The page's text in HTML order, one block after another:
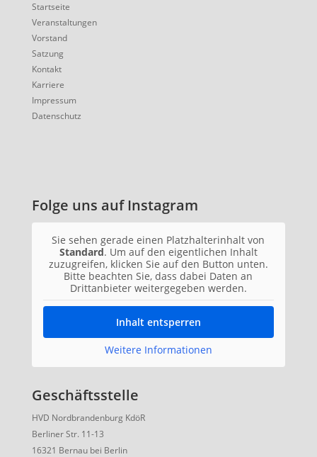
Startseite
Veranstaltungen
Vorstand
Satzung
Kontakt
Karriere
Impressum
Datenschutz
Folge uns auf Instagram
Sie sehen gerade einen Platzhalterinhalt von
Standard. Um auf den eigentlichen Inhalt
zuzugreifen, klicken Sie auf den Button unten.
Bitte beachten Sie, dass dabei Daten an
Drittanbieter weitergegeben werden.
Inhalt entsperren
Weitere Informationen
Geschäftsstelle
HVD Nordbrandenburg KdöR
Berliner Str. 11-13
16321 Bernau bei Berlin